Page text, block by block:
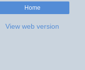
Home
View web version